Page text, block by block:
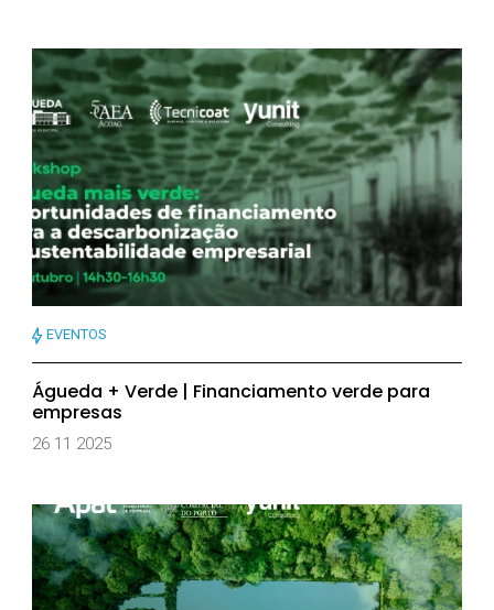
EVENTOS
Águeda + Verde | Financiamento verde para
empresas
26 11 2025